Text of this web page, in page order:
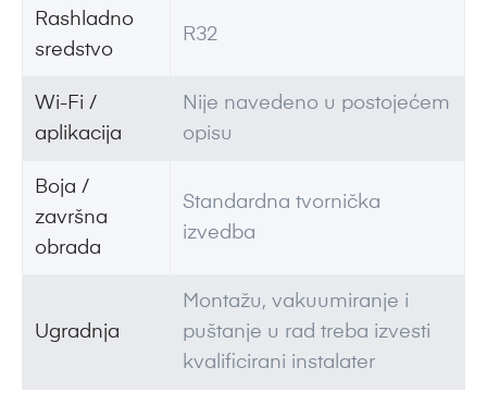
Rashladno
sredstvo
R32
Wi-Fi /
aplikacija
Nije navedeno u postojećem
opisu
Boja /
završna
obrada
Standardna tvornička
izvedba
Ugradnja
Montažu, vakuumiranje i
puštanje u rad treba izvesti
kvalificirani instalater